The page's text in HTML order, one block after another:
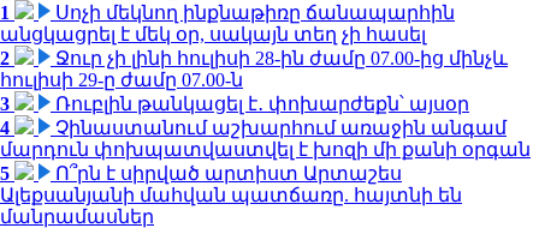
1
Սոչի մեկնող ինքնաթիռը ճանապարհին
անցկացրել է մեկ օր, սակայն տեղ չի հասել
2
Ջուր չի լինի հուլիսի 28-ին ժամը 07.00-ից մինչև
հուլիսի 29-ը ժամը 07.00-ն
3
Ռուբլին թանկացել է․ փոխարժեքն՝ այսօր
4
Չինաստանում աշխարհում առաջին անգամ
մարդուն փոխպատվաստվել է խոզի մի քանի օրգան
5
Ո՞րն է սիրված արտիստ Արտաշես
Ալեքսանյանի մահվան պատճառը. հայտնի են
մանրամասներ